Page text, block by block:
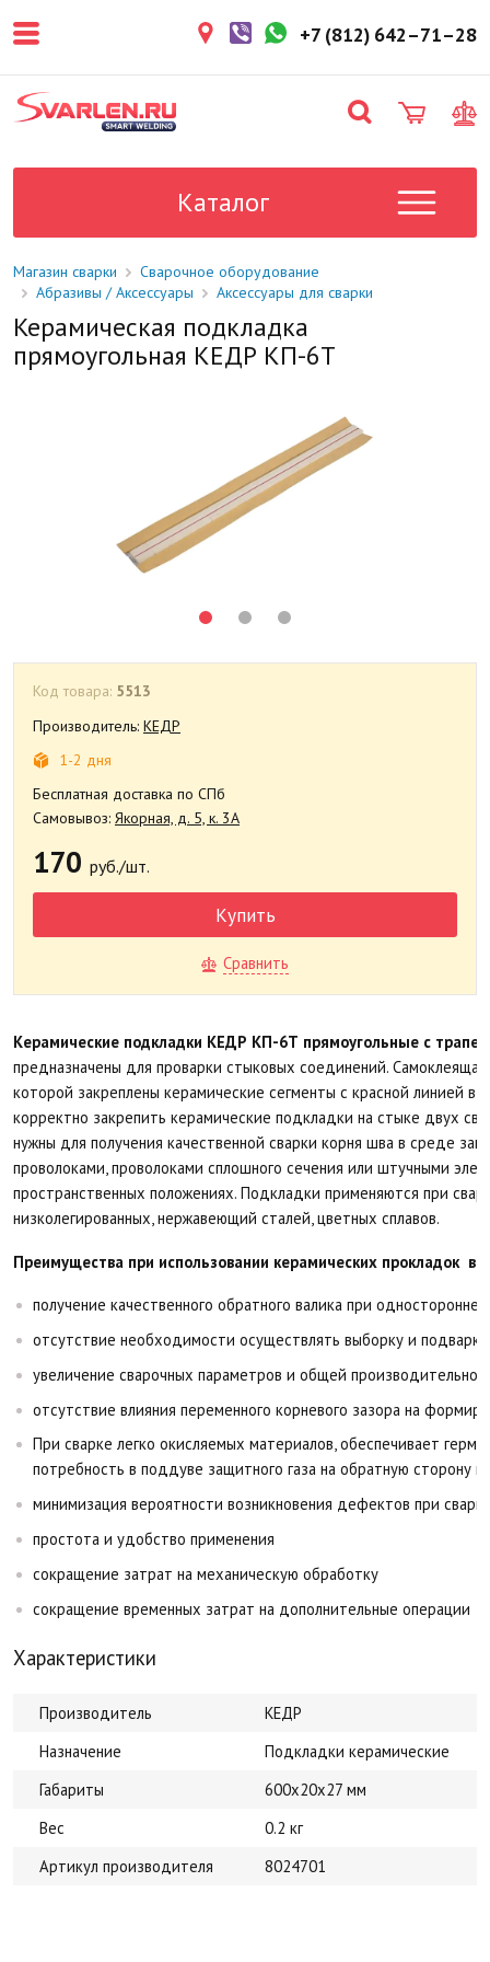
более 3 рабочих дней.
поставки в магазин: 1-2 рабочих
дня.
Данный товар отсутствует на
уточните у менеджера.
+7 (812) 642–71–28
Каталог
Магазин сварки
Сварочное оборудование
Абразивы / Аксессуары
Аксессуары для сварки
Керамическая подкладка
прямоугольная КЕДР КП-6Т
Код товара: 5513
Производитель: КЕДР
1-2 дня
Бесплатная доставка по СПб
Самовывоз: Якорная, д. 5, к. 3А
170 руб./шт.
Купить
Сравнить
Керамические подкладки КЕДР КП-6Т прямоугольные с
предназначены для проварки стыковых соединений.
которой закреплены керамические сегменты с красной линией в
корректно закрепить керамические подкладки на стыке двух
нужны для получения качественной сварки корня шва в среде
проволоками, проволоками сплошного сечения или штучными
пространственных положениях. Подкладки применяются при
низколегированных, нержавеющий сталей, цветных сплавов.
Преимущества при использовании керамических прокладок в
получение качественного обратного валика при
отсутствие необходимости осуществлять выборку и
увеличение сварочных параметров и общей
отсутствие влияния переменного корневого зазора на
При сварке легко окисляемых материалов, обеспечивает
потребность в поддуве защитного газа на обратную сторону
минимизация вероятности возникновения дефектов при
простота и удобство применения
сокращение затрат на механическую обработку
сокращение временных затрат на дополнительные операции
Характеристики
Производитель
КЕДР
Назначение
Подкладки керамические
Габариты
600х20х27 мм
Вес
0.2 кг
Артикул производителя
8024701